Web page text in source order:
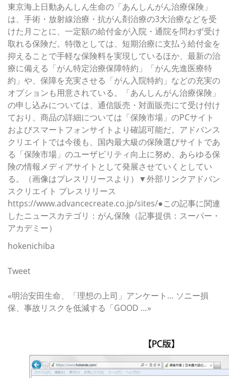
東京海上日動あんしん生命の「あんしんがん治療保険」
は、手術・放射線治療・抗がん剤治療の3大治療などを受
けた月ごとに、一定額の給付金が入院・通院を問わず受け
取れる保険だ。特徴としては、短期治療に支払う給付金を
抑えることで手軽な保険料を実現しているほか、最新の治
療に備える「がん特定治療保障特約」「がん先進医療特
約」や、保障を充実させる「がん入院特約」などの充実の
オプションも用意されている。「あんしんがん治療保険」
の申し込みについては、通信販売・対面販売にて受け付け
ており、商品の詳細については「保険市場」のPCサイト
およびスマートフォンサイトより確認可能だ。アドバンス
クリエイトでは今後も、国内最大級の保険選びサイトであ
る「保険市場」のユーザビリティ向上に努め、あらゆる保
険の情報メディアサイトとして発展させていくとしてい
る。（画像はプレスリリースより）▼外部リンクアドバン
スクリエイト プレスリリース
https://www.advancecreate.co.jp/sites/●この記事に関連
したニュースカテゴリ：がん保険（記事提供：スーパー・
アカデミー）
hokenichiba
Tweet
«明治安田生命、「理想の上司」アンケート… ソニー損
保、事故リスクを低減する「GOOD …»